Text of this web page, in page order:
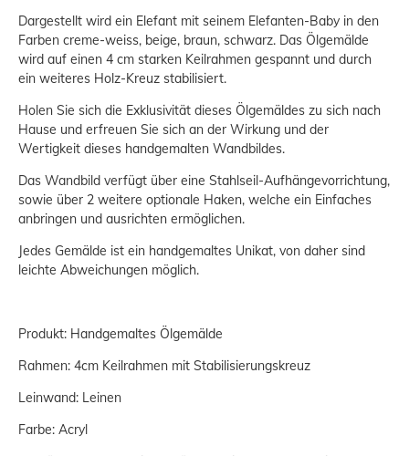
Dargestellt wird ein Elefant mit seinem Elefanten-Baby in den
Farben creme-weiss, beige, braun, schwarz. Das Ölgemälde
wird auf einen 4 cm starken Keilrahmen gespannt und durch
ein weiteres Holz-Kreuz stabilisiert.
Holen Sie sich die Exklusivität dieses Ölgemäldes zu sich nach
Hause und erfreuen Sie sich an der Wirkung und der
Wertigkeit dieses handgemalten Wandbildes.
Das Wandbild verfügt über eine Stahlseil-Aufhängevorrichtung,
sowie über 2 weitere optionale Haken, welche ein Einfaches
anbringen und ausrichten ermöglichen.
Jedes Gemälde ist ein handgemaltes Unikat, von daher sind
leichte Abweichungen möglich.
Produkt: Handgemaltes Ölgemälde
Rahmen: 4cm Keilrahmen mit Stabilisierungskreuz
Leinwand: Leinen
Farbe: Acryl